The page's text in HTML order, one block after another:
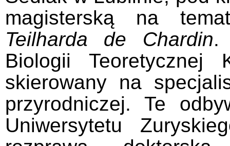
magisterską na
Teilharda de Chardin.
Biologii
skierowany na
przyrodniczej. Te
Uniwersytetu